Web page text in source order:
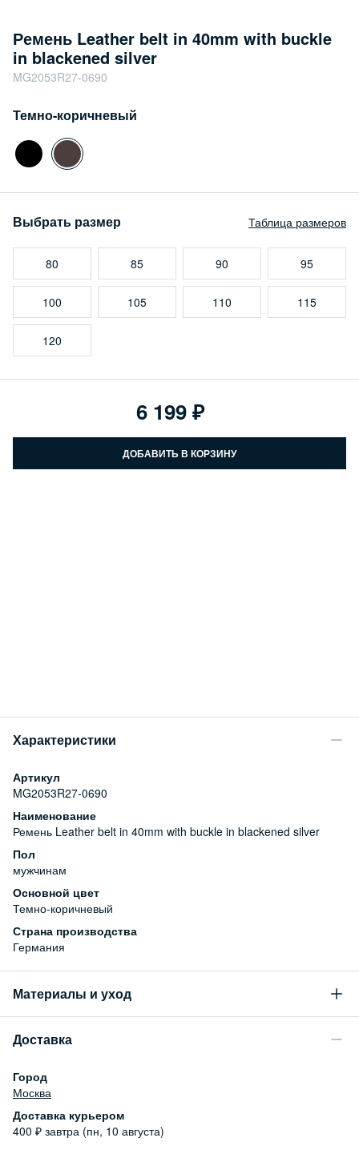
Ремень Leather belt in 40mm with buckle
in blackened silver
MG2053R27-0690
Темно-коричневый
Выбрать размер Таблица размеров
80 85 90 95
100 105 110 115
120
ДОБАВИТЬ В КОРЗИНУ
6 199
Характеристики
Артикул
MG2053R27-0690
Наименование
Ремень Leather belt in 40mm with buckle in blackened silver
Пол
мужчинам
Основной цвет
Темно-коричневый
Страна производства
Германия
Материалы и уход
100% натуральная кожа
Доставка
Город
Москва
Доставка курьером
400 ₽ завтра (пн, 10 августа)